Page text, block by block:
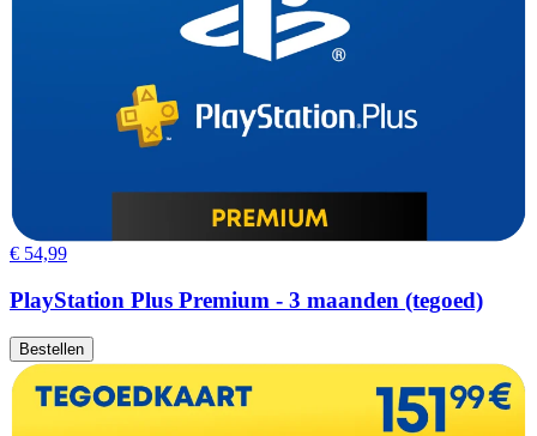
€ 54,99
PlayStation Plus Premium - 3 maanden (tegoed)
Bestellen